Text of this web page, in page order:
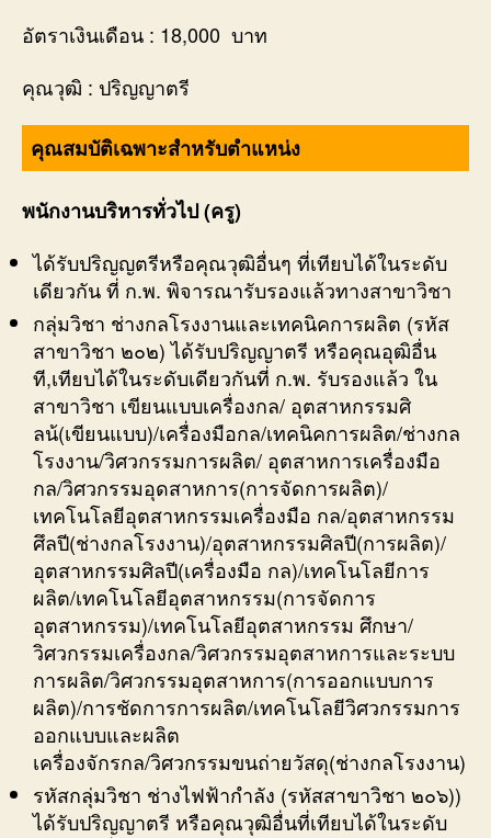
อัตราเงินเดือน : 18,000 บาท
คุณวุฒิ : ปริญญาตรี
คุณสมบัติเฉพาะสำหรับตำแหน่ง
พนักงานบริหารทั่วไป (ครู)
ได้รับปริญญตรีหรือคุณวุฒิอื่นๆ ที่เทียบได้ในระดับ
เดียวกัน ที่ ก.พ. พิจารณารับรองแล้วทางสาขาวิชา
กลุ่มวิชา ช่างกลโรงงานและเทคนิคการผลิต (รหัส
สาขาวิชา ๒๐๒) ได้รับปริญญาตรี หรือคุณอุฒิอื่น
ที,เทียบได้ในระดับเดียวกันที่ ก.พ. รับรองแล้ว ใน
สาขาวิชา เขียนแบบเครื่องกล/ อุตสาหกรรมศิ
ลน้(เขียนแบบ)/เครื่องมือกล/เทคนิคการผลิต/ช่างกล
โรงงาน/วิศวกรรมการผลิต/ อุตสาหการเครื่องมือ
กล/วิศวกรรมอุดสาหการ(การจัดการผลิต)/
เทคโนโลยีอุตสาหกรรมเครื่องมือ กล/อุตสาหกรรม
ศึลปี(ช่างกลโรงงาน)/อุตสาหกรรมศิลปี(การผลิต)/
อุตสาหกรรมศิลปี(เครื่องมือ กล)/เทคโนโลยีการ
ผลิต/เทคโนโลยีอุตสาหกรรม(การจัดการ
อุตสาหกรรม)/เทคโนโลยีอุตสาหกรรม ศึกษา/
วิศวกรรมเครื่องกล/วิศวกรรมอุตสาหการและระบบ
การผลิต/วิศวกรรมอุตสาหการ(การออกแบบการ
ผลิต)/การชัดการการผลิต/เทคโนโลยีวิศวกรรมการ
ออกแบบและผลิต
เครื่องจักรกล/วิศวกรรมขนถ่ายวัสดุ(ช่างกลโรงงาน)
รหัสกลุ่มวิชา ช่างไฟฟ้ากำลัง (รหัสสาขาวิชา ๒๐๖))
ได้รับปริญญาตรี หรือคุณวุฒิอื่นที่เทียบได้ในระดับ